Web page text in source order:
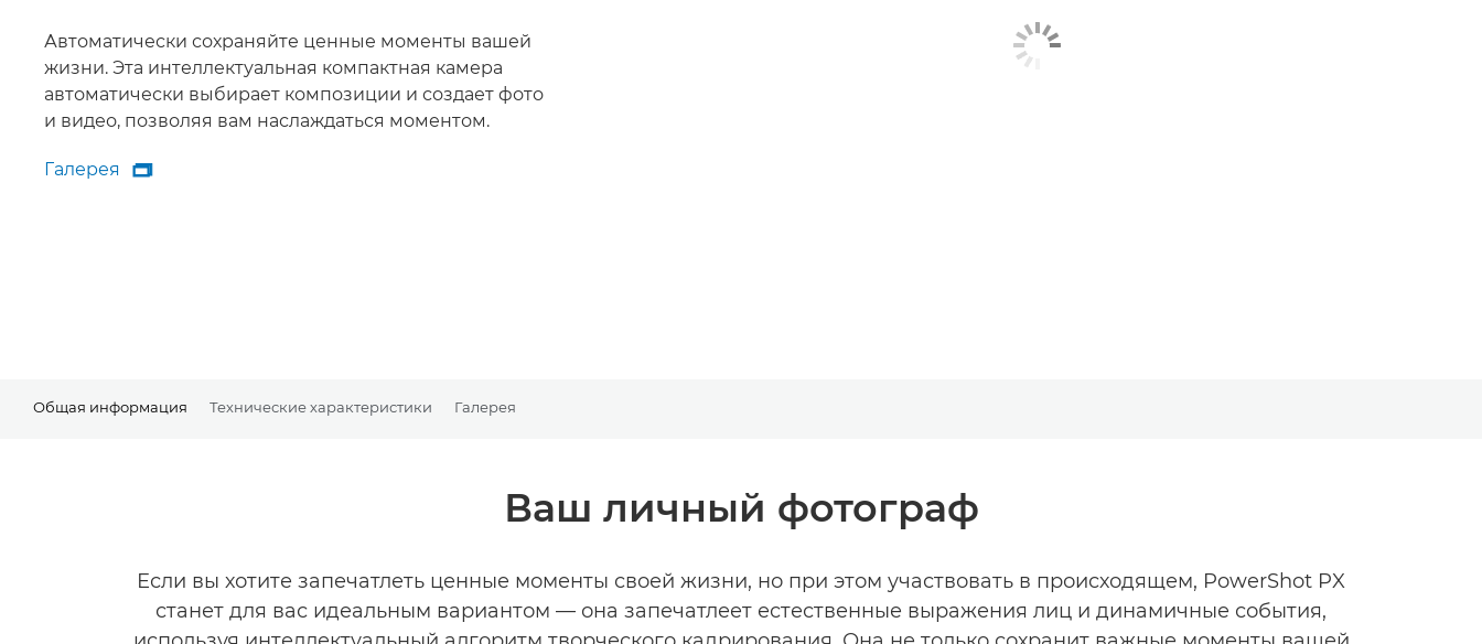
Автоматически сохраняйте ценные моменты вашей
жизни. Эта интеллектуальная компактная камера
автоматически выбирает композиции и создает фото
и видео, позволяя вам наслаждаться моментом.
Галерея
Галерея

Общая информация Технические характеристики Галерея
Ваш личный фотограф
Если вы хотите запечатлеть ценные моменты своей жизни, но при этом участвовать в происходящем, PowerShot PX
станет для вас идеальным вариантом — она запечатлеет естественные выражения лиц и динамичные события,